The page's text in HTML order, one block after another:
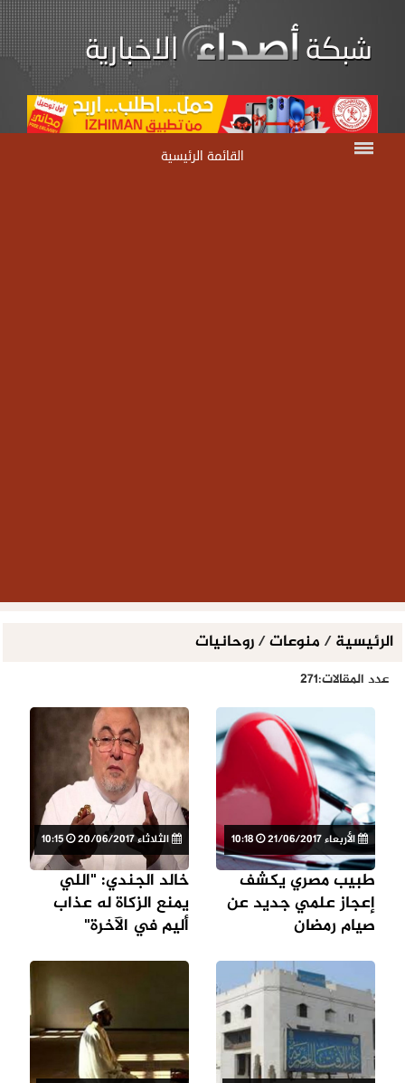
القائمة الرئيسية
الرئيسية/ منوعات/روحانيات
عدد المقالات:271
الأربعاء 21/06/2017
طبيب مصري يكشف
إعجاز علمي جديد عن
صيام رمضان
الثلاثاء 20/06/2017 10:15
خالد الجندي: "اللي
يمنع الزكاة له عذاب
أليم في الآخرة"